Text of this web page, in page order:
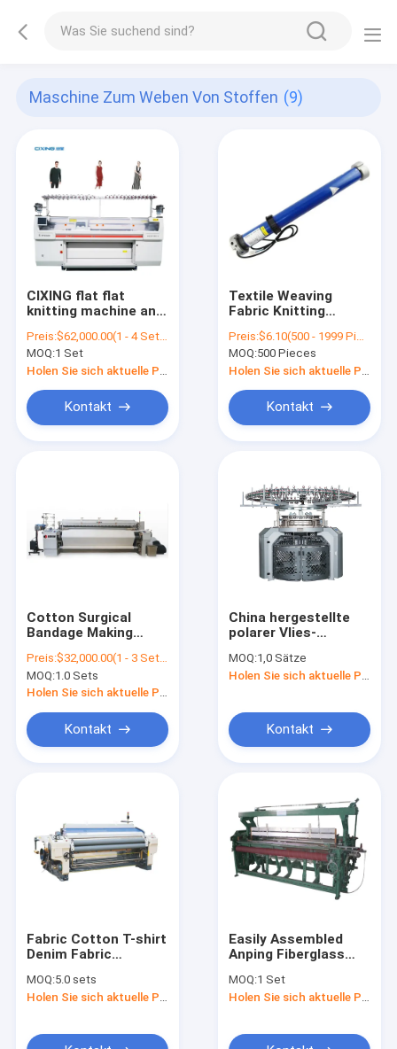
Maschine Zum Weben Von Stoffen (9)
CIXING flat flat
knitting machine and
knitting machine sale
with 72 inch
Preis:$62,000.00(1 - 4 Sets) $61,500.00(5 - 8 Sets) $61,000.00(>=9 Sets)
MOQ:1 Set
Kontakt
Textile Weaving
Fabric Knitting
Quality Inspection
Machine Single
Automatic Textile
Inspection Machine
To Ensure Woven
Preis:$6.10(500 - 1999 Pieces) $4.90(2000 - 9999 Pieces) $4.10(>=10000 Pieces)
MOQ:500 Pieces
Kontakt
Cotton Surgical
Bandage Making
And Efficient Cam
Air-Jet Hogs
Powerful
Suitable For Home
Textile Fabrics
Preis:$32,000.00(1 - 3 Sets) $30,000.00(4 - 11 Sets) $28,000.00(12 - 23 Sets) $24,000.00(>=24 Sets)
MOQ:1.0 Sets
Kontakt
China hergestellte
polarer Vlies-
Strickmaschine
MOQ:1,0 Sätze
Kontakt
Fabric Cotton T-shirt
Denim Fabric
Weaving Circular
Knitting Jet Loom
MOQ:5.0 sets
Easily Assembled
Anping Fiberglass
Mesh Machine
MOQ:1 Set